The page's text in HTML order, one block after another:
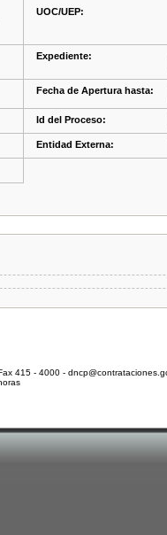
UOC/UEP:
Expediente:
Fecha de Apertura hasta:
Id del Proceso:
Entidad Externa:
415 - 4000 -